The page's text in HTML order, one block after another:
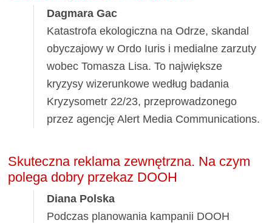
Dagmara Gac
Katastrofa ekologiczna na Odrze, skandal
obyczajowy w Ordo Iuris i medialne zarzuty
wobec Tomasza Lisa. To największe
kryzysy wizerunkowe według badania
Kryzysometr 22/23, przeprowadzonego
przez agencję Alert Media Communications.
Skuteczna reklama zewnętrzna. Na czym
polega dobry przekaz DOOH
Diana Polska
Podczas planowania kampanii DOOH